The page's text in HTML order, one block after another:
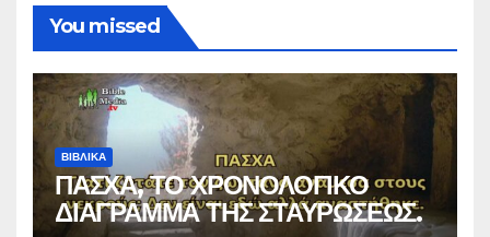
You missed
ΒΙΒΛΙΚΑ
ΠΑΣΧΑ, ΤΟ ΧΡΟΝΟΛΟΓΙΚΟ
ΔΙΑΓΡΑΜΜΑ ΤΗΣ ΣΤΑΥΡΩΣΕΩΣ.